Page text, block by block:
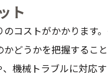
ト
コストがかかります
どうかを把握するこ
機械トラブルに対応